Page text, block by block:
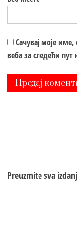
Сачувај моје
веба за следећи
Preuzmite sva